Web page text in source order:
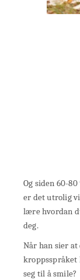
Og siden 60-
er det utrolig
lære hvordan
deg.
Når han sier at
kroppsspråket
seg til å smile?